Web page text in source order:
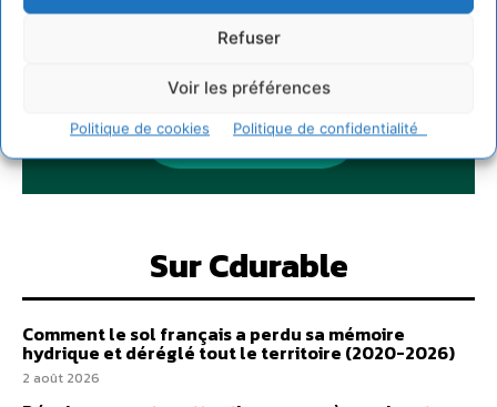
Refuser
Voir les préférences
Politique de cookies Politique de confidentialité
Sur Cdurable
Comment le sol français a perdu sa mémoire
hydrique et déréglé tout le territoire (2020-2026)
2 août 2026